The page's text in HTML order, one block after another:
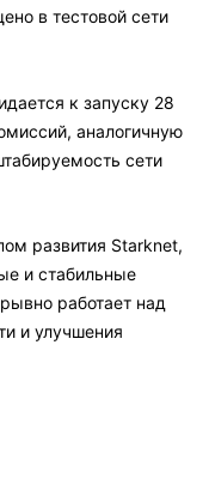
в тестовой сети
к запуску 28
аналогичную
сети
развития Starknet,
и стабильные
работает над
и улучшения